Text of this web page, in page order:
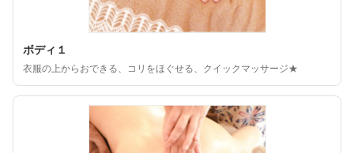
ボディ１
衣服の上からおできる、コリをほぐせる、クイックマッサージ★